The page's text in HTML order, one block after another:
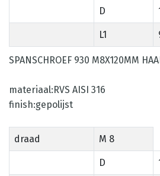
D
L1
SPANSCHROEF 930 M8X120MM
materiaal:RVS AISI 316
finish:gepolijst
draad M 8
D